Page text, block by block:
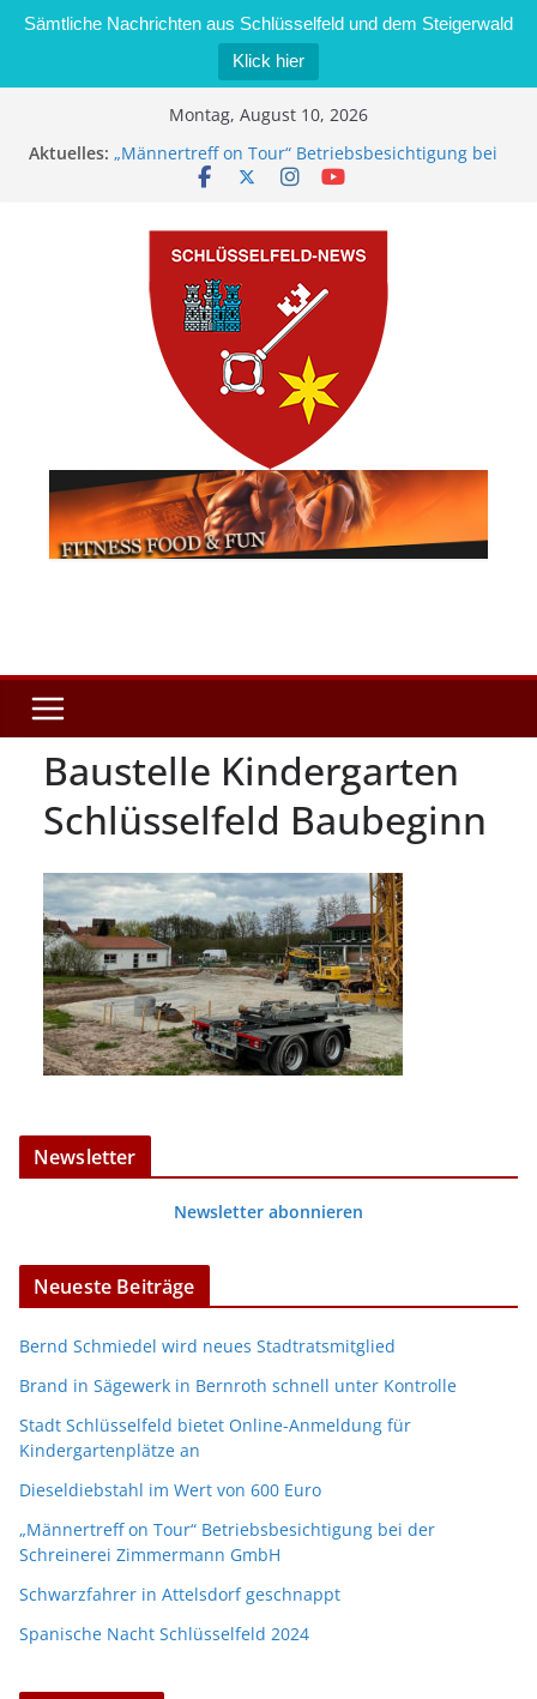
Sämtliche Nachrichten aus Schlüsselfeld und dem Steigerwald
Klick hier
Montag, August 10, 2026
Aktuelles: „Männertreff on Tour“ Betriebsbesichtigung bei
der Schreinerei Zimmermann GmbH
Brand in Sägewerk in Bernroth schnell unter
Kontrolle
Stadt Schlüsselfeld bietet Online-Anmeldung für
Kindergartenplätze an
Dieseldiebstahl im Wert von 600 Euro
Baustelle Kindergarten
Schlüsselfeld Baubeginn
Newsletter
Newsletter abonnieren
Neueste Beiträge
Bernd Schmiedel wird neues Stadtratsmitglied
Brand in Sägewerk in Bernroth schnell unter Kontrolle
Stadt Schlüsselfeld bietet Online-Anmeldung für
Kindergartenplätze an
Dieseldiebstahl im Wert von 600 Euro
„Männertreff on Tour“ Betriebsbesichtigung bei der
Schreinerei Zimmermann GmbH
Schwarzfahrer in Attelsdorf geschnappt
Spanische Nacht Schlüsselfeld 2024